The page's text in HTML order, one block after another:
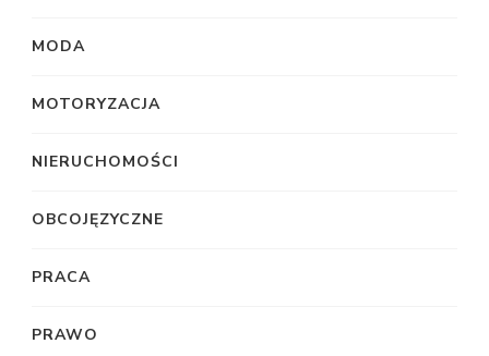
MODA
MOTORYZACJA
NIERUCHOMOŚCI
OBCOJĘZYCZNE
PRACA
PRAWO